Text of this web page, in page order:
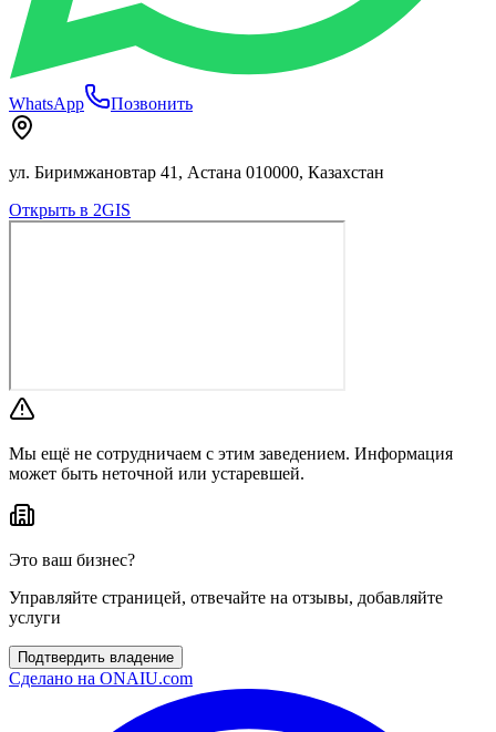
WhatsApp Позвонить
ул. Биримжановтар 41, Астана 010000, Казахстан
Открыть в 2GIS
Мы ещё не сотрудничаем с этим заведением. Информация
может быть неточной или устаревшей.
Это ваш бизнес?
Управляйте страницей, отвечайте на отзывы, добавляйте
услуги
Подтвердить владение
Сделано на ONAIU.com